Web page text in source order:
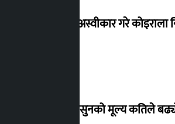
शेखरले अस्वीकार गरे
शुक्रबार सुनको मूल्य कतिले